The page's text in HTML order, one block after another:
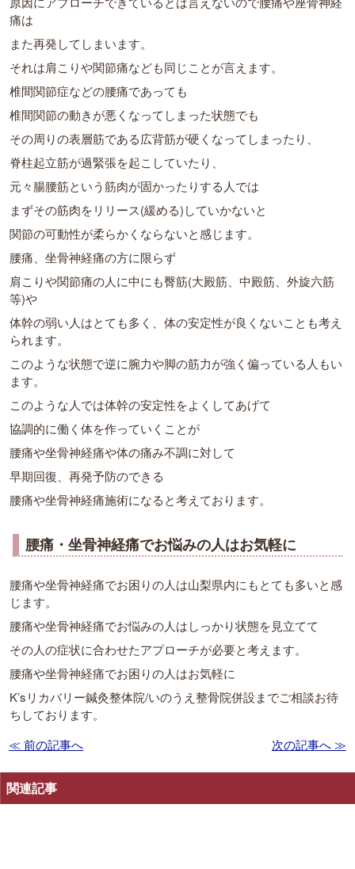
痛は
また再発してしまいます。
それは肩こりや関節痛なども同じことが言えます。
椎間関節症などの腰痛であっても
椎間関節の動きが悪くなってしまった状態でも
その周りの表層筋である広背筋が硬くなってしまったり、
脊柱起立筋が過緊張を起こしていたり、
元々腸腰筋という筋肉が固かったりする人では
まずその筋肉をリリース(緩める)していかないと
関節の可動性が柔らかくならないと感じます。
腰痛、坐骨神経痛の方に限らず
肩こりや関節痛の人に中にも臀筋(大殿筋、中殿筋、外旋六筋
等)や
体幹の弱い人はとても多く、体の安定性が良くないことも考え
られます。
このような状態で逆に腕力や脚の筋力が強く偏っている人もい
ます。
このような人では体幹の安定性をよくしてあげて
協調的に働く体を作っていくことが
腰痛や坐骨神経痛や体の痛み不調に対して
早期回復、再発予防のできる
腰痛や坐骨神経痛施術になると考えております。
腰痛・坐骨神経痛でお悩みの人はお気軽に
腰痛や坐骨神経痛でお困りの人は山梨県内にもとても多いと感
じます。
腰痛や坐骨神経痛でお悩みの人はしっかり状態を見立てて
その人の症状に合わせたアプローチが必要と考えます。
腰痛や坐骨神経痛でお困りの人はお気軽に
K’sリカバリー鍼灸整体院/いのうえ整骨院併設までご相談お待
ちしております。
≪ 前の記事へ
次の記事へ ≫
関連記事